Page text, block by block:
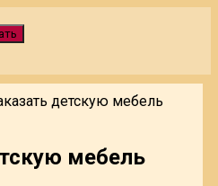
детскую мебель
мебель